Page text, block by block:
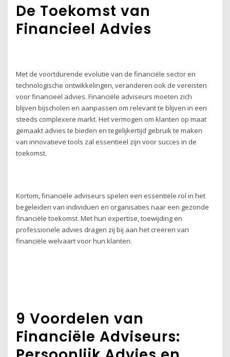
De Toekomst van
Financieel Advies
Met de voortdurende evolutie van de financiële sector en
technologische ontwikkelingen, veranderen ook de vereisten
voor financieel advies. Financiële adviseurs moeten zich
blijven bijscholen en aanpassen om relevant te blijven in een
steeds complexere markt. Het vermogen om klanten op maat
gemaakt advies te bieden en tegelijkertijd gebruik te maken
van innovatieve tools zal essentieel zijn voor succes in de
toekomst.
Kortom, financiële adviseurs spelen een essentiële rol in het
begeleiden van individuen en organisaties naar een gezonde
financiële toekomst. Met hun expertise, toewijding en
professionele advies dragen zij bij aan het creëren van
financiële welvaart voor hun klanten.
9 Voordelen van
Financiële Adviseurs: